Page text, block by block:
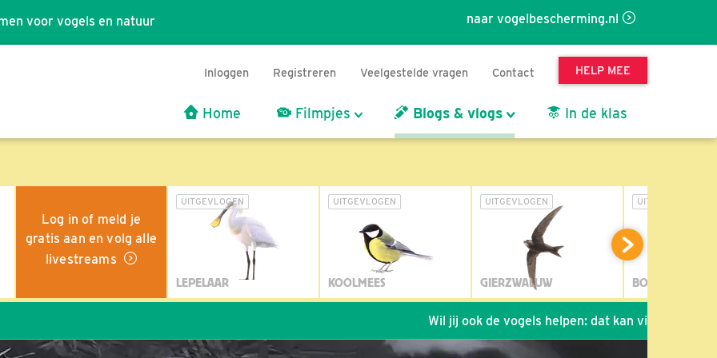
naar vogelbescherming.nl
voor vogels en natuur
Inloggen Registreren Veelgestelde vragen Contact HELP MEE
Home Filmpjes Blogs & vlogs In de klas
Log in of meld je
gratis aan en volg alle
livestreams
UITGEVLOGEN
LEPELAAR
UITGEVLOGEN
KOOLMEES
UITGEVLOGEN
GIERZWALUW
UITGEVLOGEN
BOSUIL
Wil jij ook de vogels helpen: dat kan via de link!